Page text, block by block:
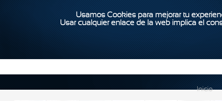
Usamos Cookies para mejorar tu
Usar cualquier enlace de la web implica el
Inicio